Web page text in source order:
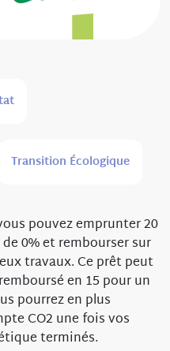
Transition Écologique
pouvez emprunter 20
0% et rembourser sur
travaux. Ce prêt peut
en 15 pour un
pourrez en plus
CO2 une fois vos
terminés.